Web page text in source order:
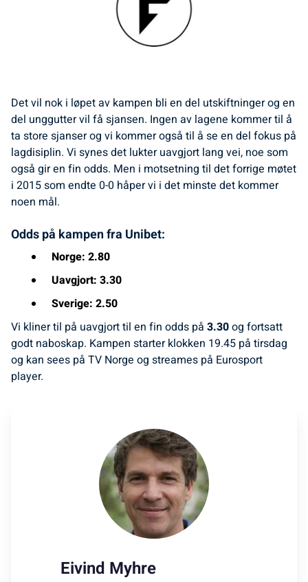
Det vil nok i løpet av kampen bli en del utskiftninger og en
del unggutter vil få sjansen. Ingen av lagene kommer til å
ta store sjanser og vi kommer også til å se en del fokus på
lagdisiplin. Vi synes det lukter uavgjort lang vei, noe som
også gir en fin odds. Men i motsetning til det forrige møtet
i 2015 som endte 0-0 håper vi i det minste det kommer
noen mål.
Odds på kampen fra Unibet:
Norge: 2.80
Uavgjort: 3.30
Sverige: 2.50
Vi kliner til på uavgjort til en fin odds på 3.30og fortsatt
godt naboskap. Kampen starter klokken 19.45 på tirsdag
og kan sees på TV Norge og streames på Eurosport
player.
Eivind Myhre